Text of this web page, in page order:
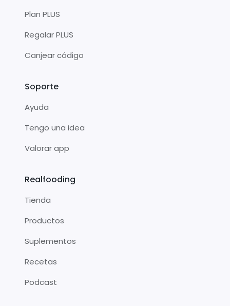
Plan PLUS
Regalar PLUS
Canjear código
Soporte
Ayuda
Tengo una idea
Valorar app
Realfooding
Tienda
Productos
Suplementos
Recetas
Podcast